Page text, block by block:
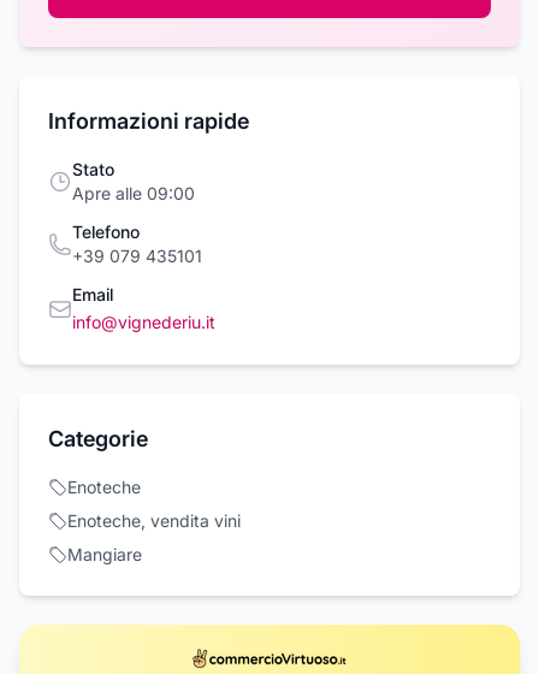
Informazioni rapide
Stato
Apre alle 09:00
Telefono
+39 079 435101
Email
info@vignederiu.it
Categorie
Enoteche
Enoteche, vendita vini
Mangiare